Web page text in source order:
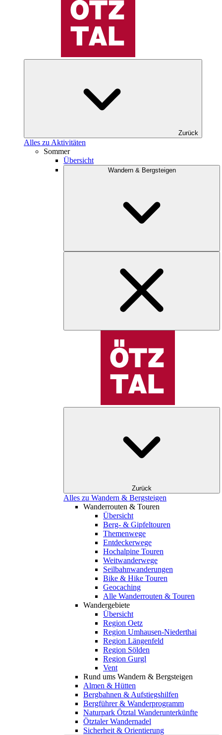
Zurück
Alles zu Aktivitäten
Sommer
Übersicht
Wandern & Bergsteigen
Zurück
Alles zu Wandern & Bergsteigen
Wanderrouten & Touren
Übersicht
Berg- & Gipfeltouren
Themenwege
Entdeckerwege
Hochalpine Touren
Weitwanderwege
Seilbahnwanderungen
Bike & Hike Touren
Geocaching
Alle Wanderrouten & Touren
Wandergebiete
Übersicht
Region Oetz
Region Umhausen-Niederthai
Region Längenfeld
Region Sölden
Region Gurgl
Vent
Rund ums Wandern & Bergsteigen
Almen & Hütten
Bergbahnen & Aufstiegshilfen
Bergführer & Wanderprogramm
Naturpark Ötztal Wanderunterkünfte
Ötztaler Wandernadel
Sicherheit & Orientierung